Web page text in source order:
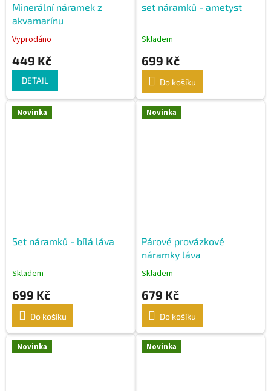
Minerální náramek z
akvamarínu
Vyprodáno
449 Kč
DETAIL
set náramků - ametyst
Skladem
699 Kč
Do košíku
Novinka
Set náramků - bílá láva
Skladem
699 Kč
Do košíku
Novinka
Párové provázkové
náramky láva
Skladem
679 Kč
Do košíku
Novinka Novinka